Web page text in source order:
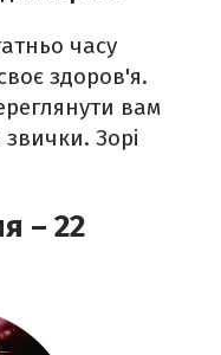
часу
здоров'я.
вам
Зорі
– 22